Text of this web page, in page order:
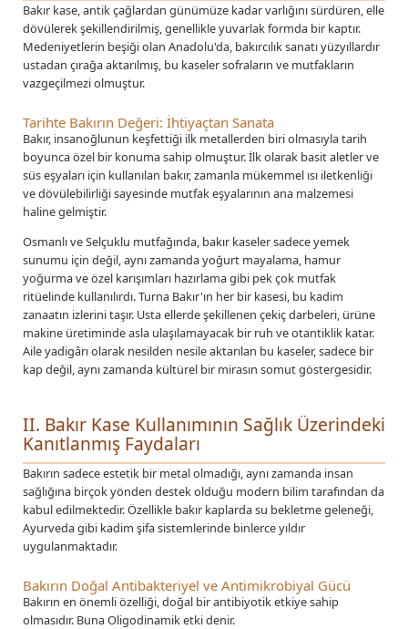
Bakır kase, antik çağlardan günümüze kadar varlığını sürdüren, elle
dövülerek şekillendirilmiş, genellikle yuvarlak formda bir kaptır.
Medeniyetlerin beşiği olan Anadolu'da, bakırcılık sanatı yüzyıllardır
ustadan çırağa aktarılmış, bu kaseler sofraların ve mutfakların
vazgeçilmezi olmuştur.
Tarihte Bakırın Değeri: İhtiyaçtan Sanata
Bakır, insanoğlunun keşfettiği ilk metallerden biri olmasıyla tarih
boyunca özel bir konuma sahip olmuştur. İlk olarak basit aletler ve
süs eşyaları için kullanılan bakır, zamanla mükemmel ısı iletkenliği
ve dövülebilirliği sayesinde mutfak eşyalarının ana malzemesi
haline gelmiştir.
Osmanlı ve Selçuklu mutfağında, bakır kaseler sadece yemek
sunumu için değil, aynı zamanda yoğurt mayalama, hamur
yoğurma ve özel karışımları hazırlama gibi pek çok mutfak
ritüelinde kullanılırdı. Turna Bakır'ın her bir kasesi, bu kadim
zanaatın izlerini taşır. Usta ellerde şekillenen çekiç darbeleri, ürüne
makine üretiminde asla ulaşılamayacak bir ruh ve otantiklik katar.
Aile yadigârı olarak nesilden nesile aktarılan bu kaseler, sadece bir
kap değil, aynı zamanda kültürel bir mirasın somut göstergesidir.
II. Bakır Kase Kullanımının Sağlık Üzerindeki
Kanıtlanmış Faydaları
Bakırın sadece estetik bir metal olmadığı, aynı zamanda insan
sağlığına birçok yönden destek olduğu modern bilim tarafından da
kabul edilmektedir. Özellikle bakır kaplarda su bekletme geleneği,
Ayurveda gibi kadim şifa sistemlerinde binlerce yıldır
uygulanmaktadır.
Bakırın Doğal Antibakteriyel ve Antimikrobiyal Gücü
Bakırın en önemli özelliği, doğal bir antibiyotik etkiye sahip
olmasıdır. Buna Oligodinamik etki denir.